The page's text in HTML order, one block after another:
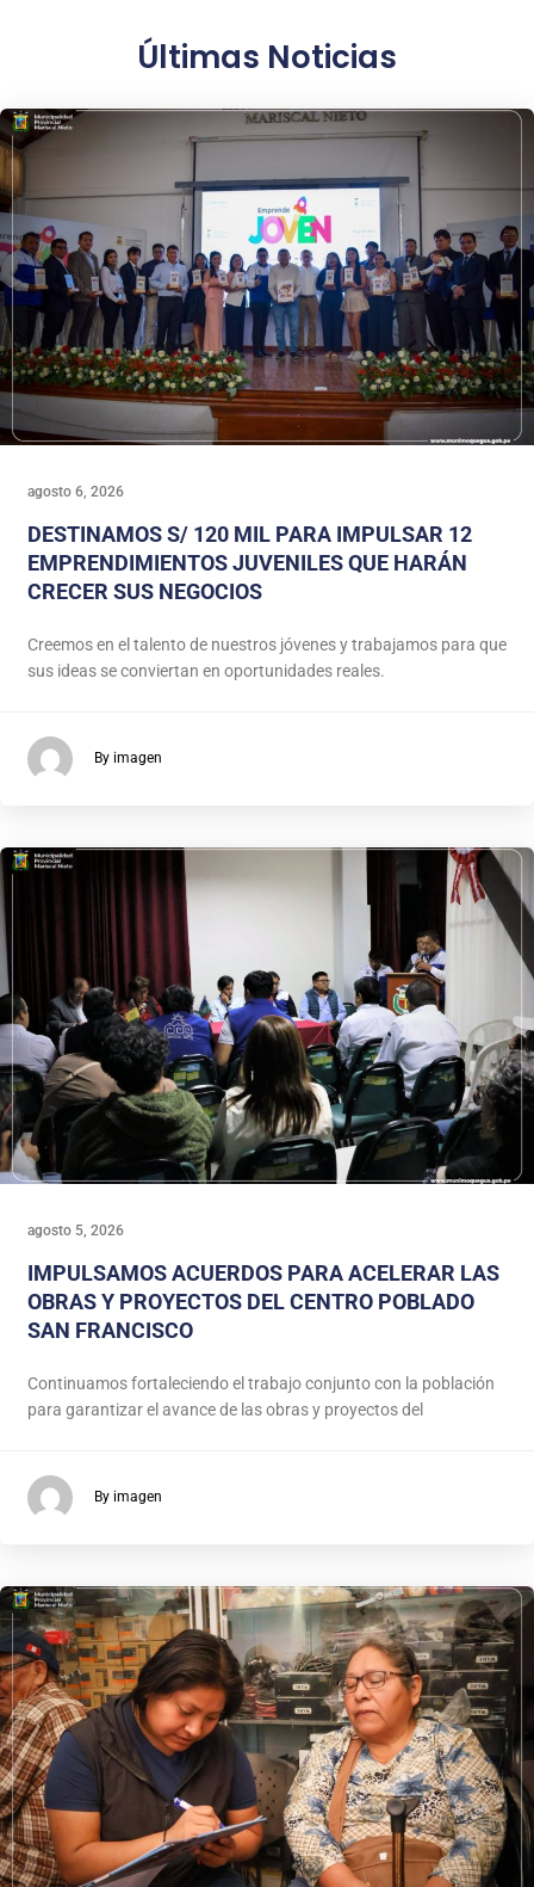
Últimas Noticias
agosto 6, 2026
DESTINAMOS S/ 120 MIL PARA IMPULSAR 12
EMPRENDIMIENTOS JUVENILES QUE HARÁN
CRECER SUS NEGOCIOS
Creemos en el talento de nuestros jóvenes y trabajamos para que
sus ideas se conviertan en oportunidades reales.
By imagen
agosto 5, 2026
IMPULSAMOS ACUERDOS PARA ACELERAR LAS
OBRAS Y PROYECTOS DEL CENTRO POBLADO
SAN FRANCISCO
Continuamos fortaleciendo el trabajo conjunto con la población
para garantizar el avance de las obras y proyectos del
By imagen